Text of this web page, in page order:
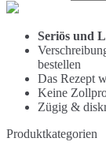
Seriös und
bestellen
Das Rezept
Keine
Zügig &
Produktkategorien